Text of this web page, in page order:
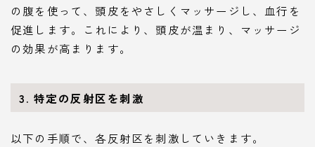
の腹を使って、頭皮をやさしくマッサージし、血行を
促進します。これにより、頭皮が温まり、マッサージ
の効果が高まります。
3. 特定の反射区を刺激
以下の手順で、各反射区を刺激していきます。